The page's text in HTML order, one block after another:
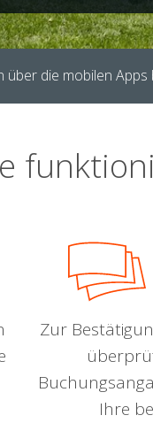
über die mobilen
Zur
Ihre